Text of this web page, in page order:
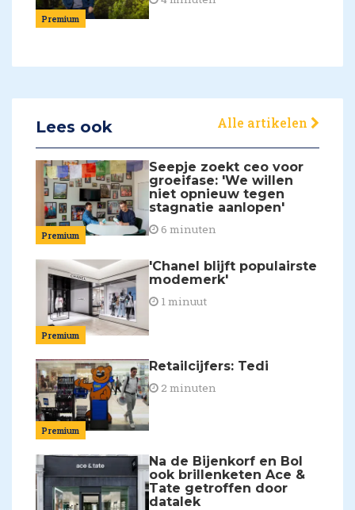
Premium
Lees ook Alle artikelen
Premium
Seepje zoekt ceo voor
groeifase: 'We willen
niet opnieuw tegen
stagnatie aanlopen'
6 minuten
Premium
'Chanel blijft populairste
modemerk'
1 minuut
Premium
Retailcijfers: Tedi
2 minuten
Na de Bijenkorf en Bol
ook brillenketen Ace &
Tate getroffen door
datalek